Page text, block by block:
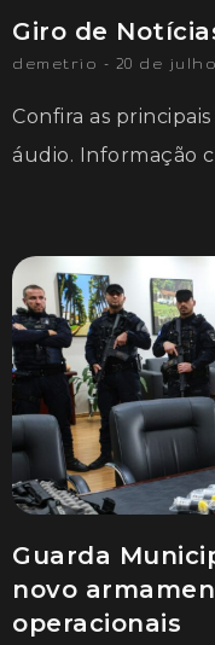
Giro de
demetrio 20 de
Confira as
áudio. Informação
Guarda
novo
operacionais